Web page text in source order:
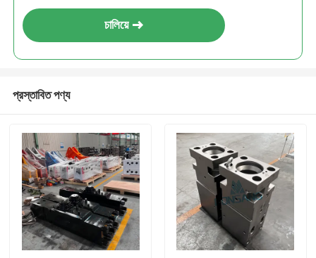
চালিয়ে
প্রস্তাবিত পণ্য